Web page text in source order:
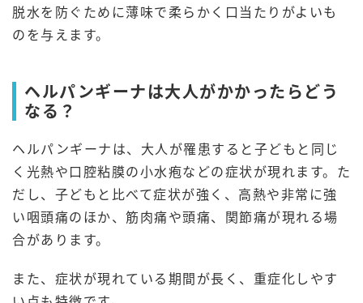
脱水を防ぐために薄味で柔らかく口当たりがよいも
のを与えます。
ヘルパンギーナは大人がかかったらどう
なる？
ヘルパンギーナは、大人が罹患すると子どもと同じ
く光熱や口腔粘膜の小水疱などの症状が現れます。た
だし、子どもと比べて症状が強く、高熱や非常に強
い咽頭痛のほか、筋肉痛や頭痛、関節痛が現れる場
合があります。
また、症状が現れている期間が長く、重症化しやす